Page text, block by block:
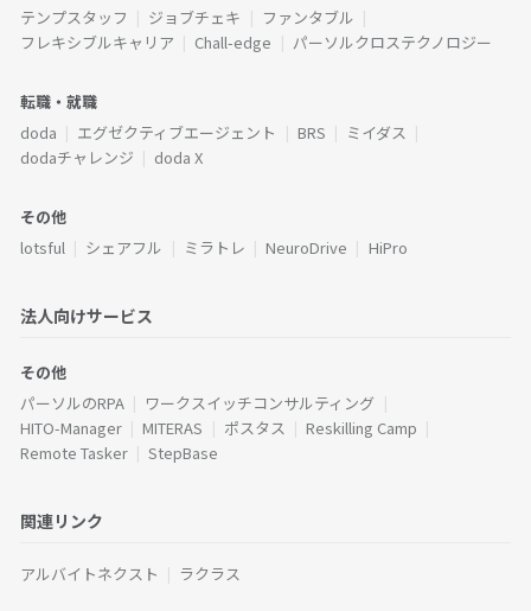
テンプスタッフ
ジョブチェキ
ファンタブル
フレキシブルキャリア
Chall-edge パーソルクロステクノロジー
転職・就職
doda
エグゼクティブエージェント BRS
ミイダス
dodaチャレンジ
doda X
その他
lotsful
シェアフル ミラトレ NeuroDrive HiPro
法人向けサービス
その他
パーソルのRPA
ワークスイッチコンサルティング
HITO-Manager
MITERAS ポスタス
Reskilling Camp
Remote Tasker
StepBase
関連リンク
アルバイトネクスト ラクラス